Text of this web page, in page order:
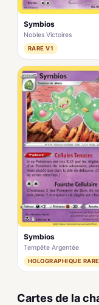
Symbios
Nobles Victoires
RARE V1
Symbios
Tempête Argentée
HOLOGRAPHIQUE RARE
Cartes de la